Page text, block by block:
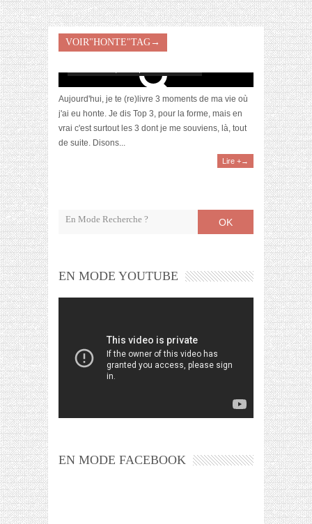
VOIR"HONTE"TAG→
[Au confess] Top 3 des hontes de ma vie
Aujourd'hui, je te (re)livre 3 moments de ma vie où
j'ai eu honte. Je dis Top 3, pour la forme, mais en
vrai c'est surtout les 3 dont je me souviens, là, tout
de suite. Disons...
Lire +→
OK
EN MODE YOUTUBE
EN MODE FACEBOOK